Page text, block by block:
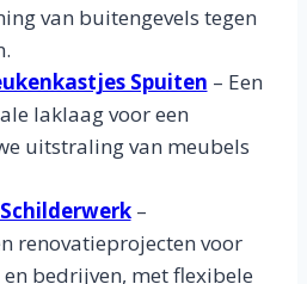
van buitengevels tegen
Spuiten – Een
laklaag voor een
uitstraling van meubels
–
renovatieprojecten voor
en bedrijven, met flexibele